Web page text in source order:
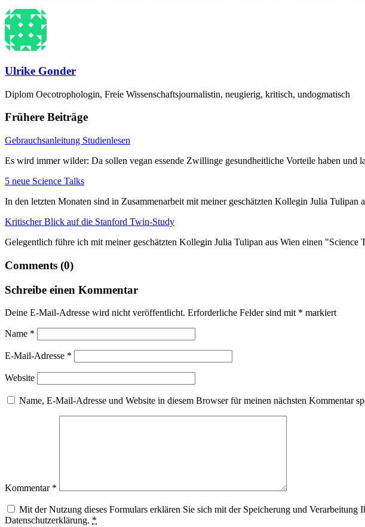
Ulrike Gonder
Diplom Oecotrophologin, Freie Wissenschaftsjournalistin, neugierig, kritisch, undogmatisch
Frühere Beiträge
Gebrauchsanleitung Studienlesen
Es wird immer wilder: Da sollen vegan essende Zwillinge gesundheitliche Vorteile haben und
5 neue Science Talks
In den letzten Monaten sind in Zusammenarbeit mit meiner geschätzten Kollegin Julia Tulipan
Kritischer Blick auf die Stanford Twin-Study
Gelegentlich führe ich mit meiner geschätzten Kollegin Julia Tulipan aus Wien einen
Comments (0)
Schreibe einen Kommentar
Deine E-Mail-Adresse wird nicht veröffentlicht. Erforderliche Felder sind mit * markiert
Name *
E-Mail-Adresse *
Website
Name, E-Mail-Adresse und Website in diesem Browser für meinen nächsten Kommentar
Kommentar *
Mit der Nutzung dieses Formulars erklären Sie sich mit der Speicherung und
Datenschutzerklärung. *